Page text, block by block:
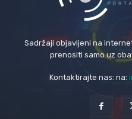
Sadržaji objavljeni na
prenositi samo uz
Kontaktirajte nas: na: